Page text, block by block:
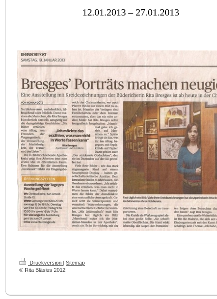
12.01.2013 – 27.01.2013
Druckversion | Sitemap
© Rita Bläsius 2012